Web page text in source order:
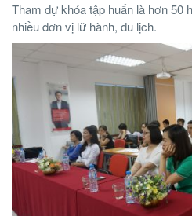
Tham dự khóa tập huấn là hơn 50
nhiều đơn vị lữ hành, du lịch.